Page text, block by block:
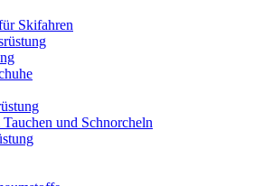
Skifahren
und Schnorcheln